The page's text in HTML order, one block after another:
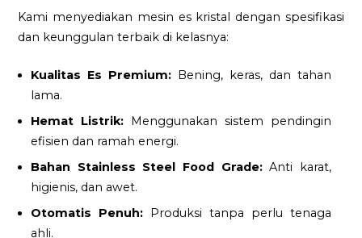
Kami menyediakan mesin es kristal dengan spesifikasi
dan keunggulan terbaik di kelasnya:
Kualitas Es Premium: Bening, keras, dan tahan
lama.
Hemat Listrik: Menggunakan sistem pendingin
efisien dan ramah energi.
Bahan Stainless Steel Food Grade:Anti karat,
higienis, dan awet.
Otomatis Penuh: Produksi tanpa perlu tenaga
ahli.